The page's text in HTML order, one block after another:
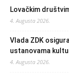
Lovačkim
4. Augusta 2026.
Vlada ZDK
ustanovama
4. Augusta 2026.